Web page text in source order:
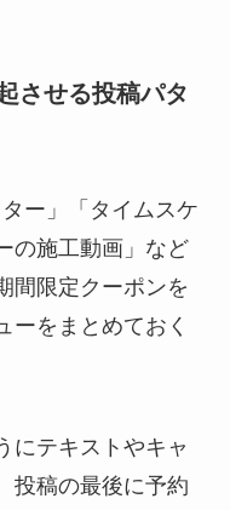
させる投稿パタ
ー」「タイムスケ
の施工動画」など
間限定クーポンを
ーをまとめておく
にテキストやキャ
投稿の最後に予約